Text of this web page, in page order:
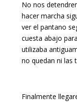
No nos
hacer marcha
ver el pantano
cuesta abajo
utilizaba
no quedan ni las
Finalmente